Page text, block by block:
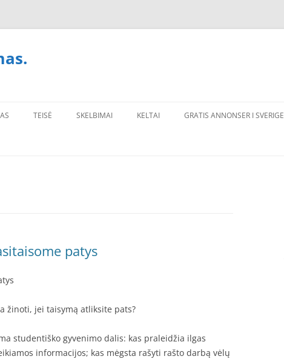
TEISĖ SKELBIMAI KELTAI GRATIS ANNONSER I SVERIGE
patys
žinoti, jei taisymą atliksite pats?
studentiško gyvenimo dalis: kas praleidžia ilgas
informacijos; kas mėgsta rašyti rašto darbą vėlų